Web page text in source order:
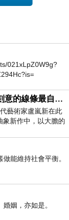
得喘不過氣
場打出來扇
我，然後覺
土豆網看滕
此時迷日劇
但我會勇敢
了，我卻一
一些研究計
準備著。直
節的，只好
021xLpZ0W9g?
當代藝術家盧嵐新：不刻意的線條最自由，讓色彩流動、筆觸自己說話
藝術家盧嵐新在此
象新作中，以大膽的
印與流淌
能維持社會平衡。
姻，亦如是。